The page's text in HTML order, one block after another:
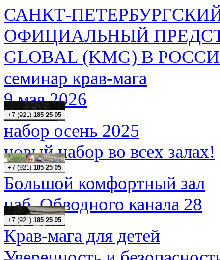
САНКТ-
ОФИЦИАЛЬНЫЙ
GLOBAL (KMG) В
семинар крав-мага
9 мая 2026
+7 (921) 185 25 05
набор осень 2025
новый набор во всех залах!
+7 (921) 185 25 05
Большой комфортный зал
наб. Обводного канала 28
+7 (921) 185 25 05
Крав-мага для детей